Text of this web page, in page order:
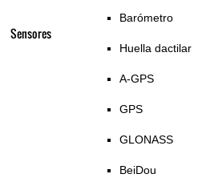
Sensores
Barómetro
Huella dactilar
A-GPS
GPS
GLONASS
BeiDou